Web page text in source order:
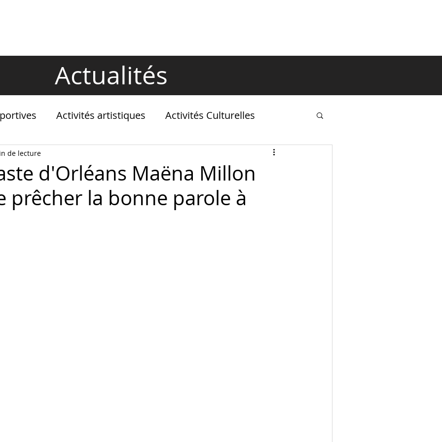
Actualités
Activités artistiques Activités Culturelles
d'Orléans Maëna Millon
prêcher la bonne parole à
de lecture